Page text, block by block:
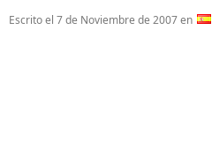
Escrito el 7 de Noviembre de 2007en